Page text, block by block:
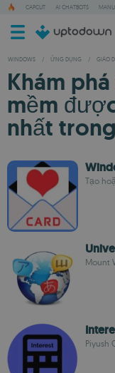
CAPCUT AI CHATBOTS
WINDOWS / ỨNG DỤNG / GIÁO
Khám
mềm
nhất
Tạo
Mount
Piyush